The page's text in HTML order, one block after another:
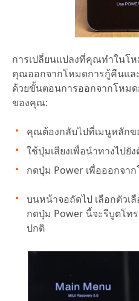
การเปลี่ยนแปลงที่คุณทำในโ
คุณออกจากโหมดการกู้คืนแล
ด้วยขั้นตอนการออกจากโหม
ของคุณ:
คุณต้องกลับไปที่เมนูหลักข
ใช้ปุ่มเสียงเพื่อนำทางไปยั
กดปุ่ม Power เพื่อออกจา
บนหน้าจอถัดไป เลือกตัวเ
กดปุ่ม Power นี้จะรีบูตโ
ปกติ